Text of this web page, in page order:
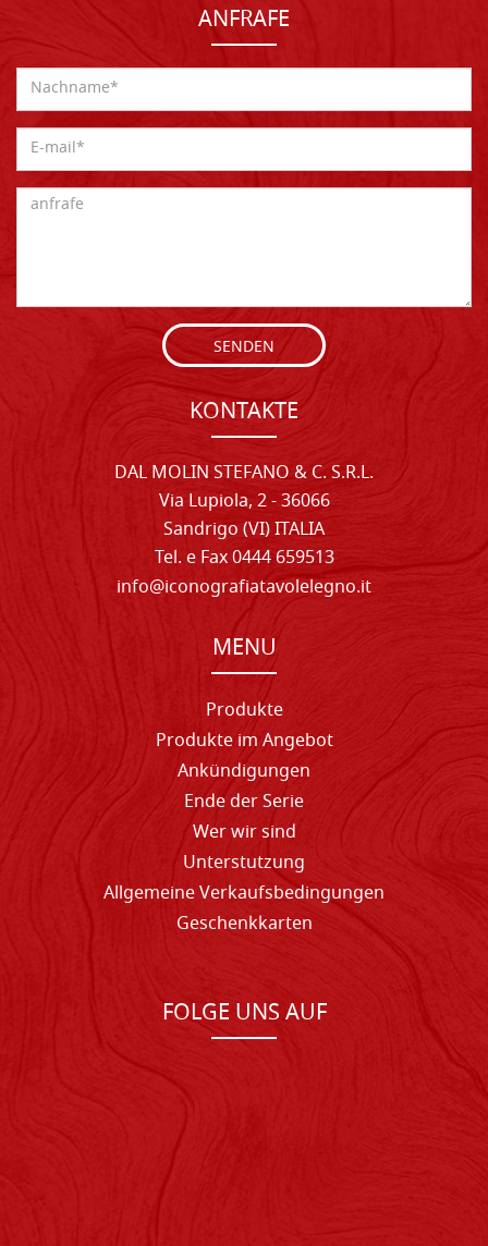
ANFRAFE
SENDEN
KONTAKTE
DAL MOLIN STEFANO & C. S.R.L.
Via Lupiola, 2 - 36066
Sandrigo (VI) ITALIA
Tel. e Fax 0444 659513
info@iconografiatavolelegno.it
MENU
Produkte
Produkte im Angebot
Ankündigungen
Ende der Serie
Wer wir sind
Unterstutzung
Allgemeine Verkaufsbedingungen
Geschenkkarten
FOLGE UNS AUF